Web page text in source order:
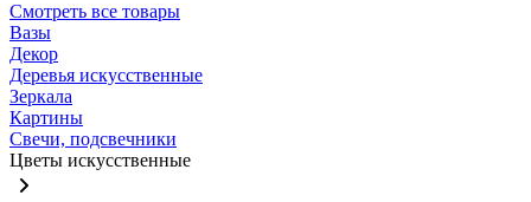
Смотреть все товары
Вазы
Декор
Деревья искусственные
Зеркала
Картины
Свечи, подсвечники
Цветы искусственные